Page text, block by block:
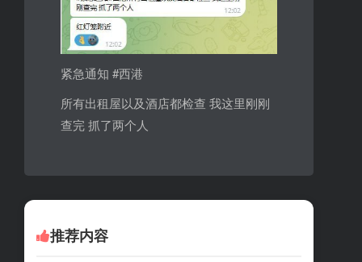
紧急通知 #西港
所有出租屋以及酒店都检查 我这里刚刚
查完 抓了两个人
推荐内容